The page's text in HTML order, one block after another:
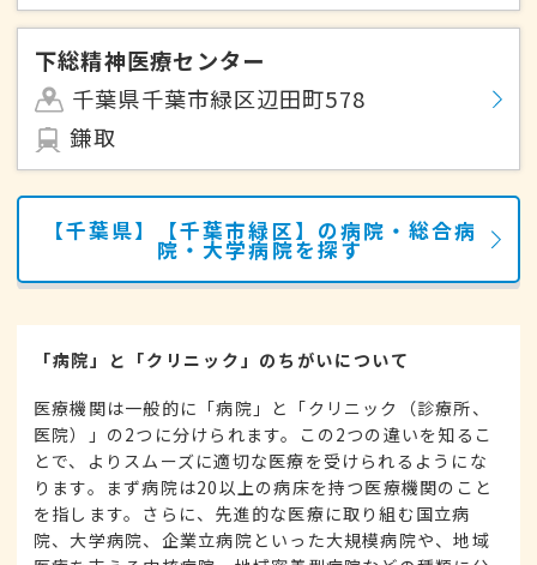
下総精神医療センター
千葉県千葉市緑区辺田町578
鎌取
【千葉県】【千葉市緑区】の病院・総合病
院・大学病院を探す
「病院」と「クリニック」のちがいについて
医療機関は一般的に「病院」と「クリニック（診療所、
医院）」の2つに分けられます。この2つの違いを知るこ
とで、よりスムーズに適切な医療を受けられるようにな
ります。まず病院は20以上の病床を持つ医療機関のこと
を指します。さらに、先進的な医療に取り組む国立病
院、大学病院、企業立病院といった大規模病院や、地域